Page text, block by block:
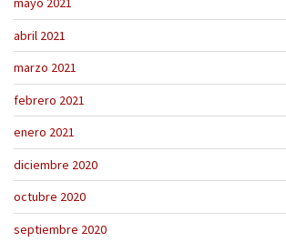
abril 2021
marzo 2021
febrero 2021
enero 2021
diciembre 2020
octubre 2020
septiembre 2020